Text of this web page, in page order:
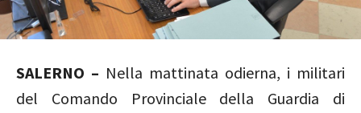
SALERNO – Nella mattinata odierna, i militari
del Comando Provinciale della Guardia di